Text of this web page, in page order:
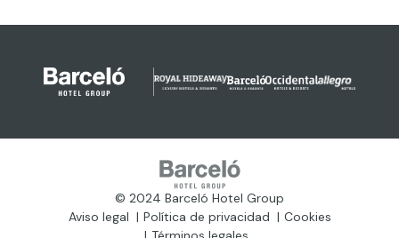
© 2024 Barceló Hotel Group
Aviso legal
Política de privacidad
Cookies